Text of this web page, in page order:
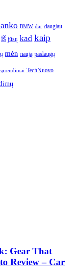
BMW dar daugiau
iš jūsų kad kaip
mėn naują paslaugų
sprendimai TechNuovo
Gear That
Review – Car